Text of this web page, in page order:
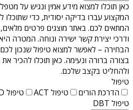
כאן תוכלו למצוא מידע אמין ונגיש על
המקצוע עברו בדיקה יסודית, כדי
המתאים לכם. באתר מוצגים פרטים מלאים,
ודרכי יצירת קשר ישירה ונוחה. המטרה
הבחירה – לאפשר למצוא טיפול שנכון
בצורה ברורה ונעימה. כאן תוכלו להכיר
ולהחליט בקצב שלכם.
טיפול
הדרכת הורים
טיפול ACT טיפול ADHD
טיפול DBT